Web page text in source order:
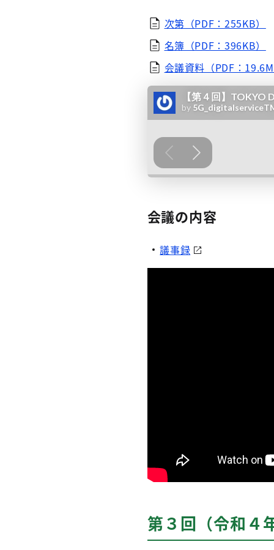
次第（PDF：255KB）
名簿（PDF：396KB）
会議資料（PDF：
会議の内容
議事録
第３回（令和４